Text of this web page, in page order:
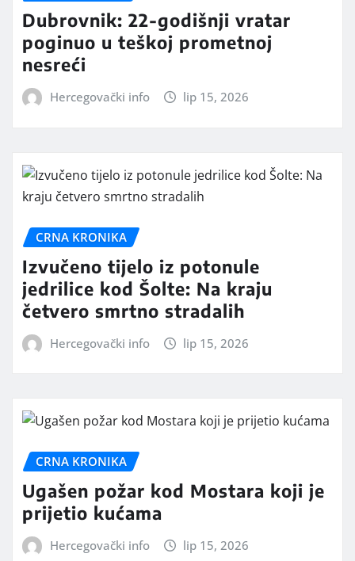
Dubrovnik: 22-godišnji vratar
poginuo u teškoj prometnoj
nesreći
Hercegovački info lip 15, 2026
CRNA KRONIKA
Izvučeno tijelo iz potonule
jedrilice kod Šolte: Na kraju
četvero smrtno stradalih
Hercegovački info lip 15, 2026
CRNA KRONIKA
Ugašen požar kod Mostara koji je
prijetio kućama
Hercegovački info lip 15, 2026